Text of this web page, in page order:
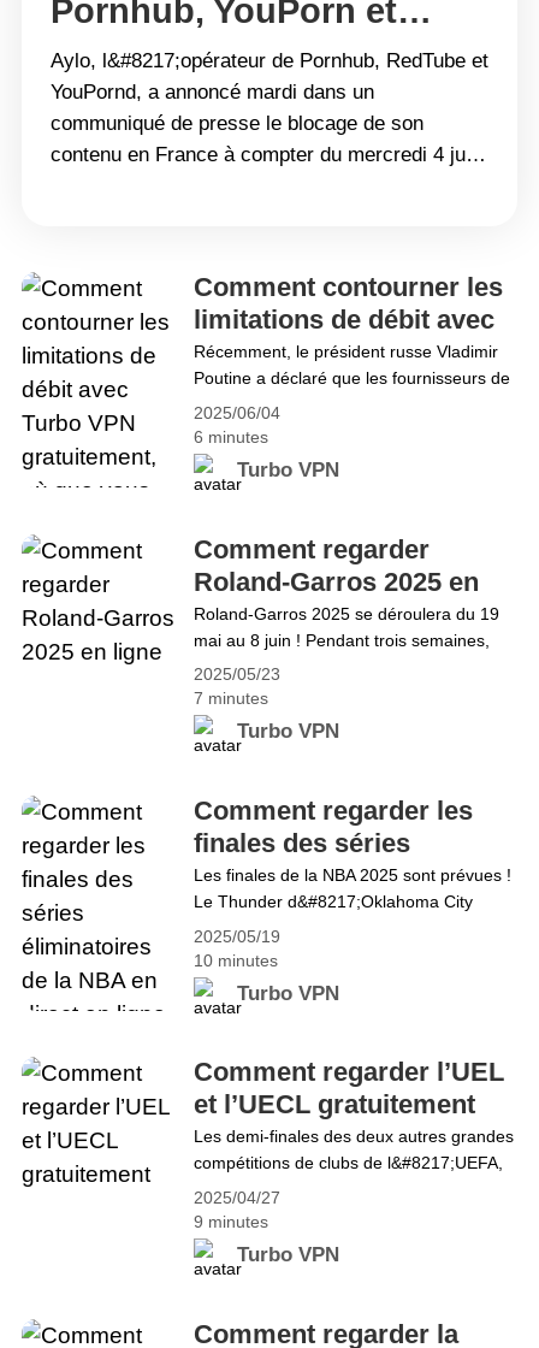
Pornhub, YouPorn et
RedTube en toute
confidentialité et sécurité,
même en cas de blocage
Aylo, l&#8217;opérateur de Pornhub, RedTube et
YouPornd, a annoncé mardi dans un
communiqué de presse le blocage de son
contenu en France à compter du mercredi 4 juin
l&#8217;entreprise, qui s&#8217;est fermement
opposée aux lois l&#8217;obligeant à vérifier
l&#8217;âge&hellip; Continue reading Sites web
débloqués : comment accéder à Pornhub,
YouPorn et RedTube en toute confidentialité et
sécurité, même en cas de blocage
2025/06/04
6 minutes
Turbo VPN
Comment contourner les
limitations de débit avec
Turbo VPN gratuitement,
où que vous soyez
Récemment, le président russe Vladimir
Poutine a déclaré que les fournisseurs de
services étrangers tels que Microsoft et
Zoom qui agissent contre les intérêts
russes devraient être « bridés ».
Parallèlement, de nombreuses sources
réseaux sociaux et applications de chat
étrangères sont inaccessibles. Comment
éviter ces bridages ? Le VPN est
sans&hellip; Continue reading Comment
contourner les limitations de débit avec
Turbo VPN gratuitement, où que vous
soyez
2025/05/23
7 minutes
Turbo VPN
Comment regarder
Roland-Garros 2025 en
ligne
Roland-Garros 2025 se déroulera du 19
mai au 8 juin ! Pendant trois semaines,
vous pourrez admirer les meilleurs
joueurs de tennis du monde à la Porte
d&#8217;Auteuil. Voici tout ce que vous
devez savoir sur le match et toutes les
de visionnage gratuit ! Qu&#8217;est-ce
que&hellip; Continue reading Comment
regarder Roland-Garros 2025 en ligne
2025/05/19
10 minutes
Turbo VPN
Comment regarder les
finales des séries
éliminatoires de la NBA
en direct en ligne en 2025
Les finales de la NBA 2025 sont prévues !
Le Thunder d&#8217;Oklahoma City
s&#8217;est imposé en dominant les
Timberwolves du Minnesota en cinq
matchs lors de la finale de la Conférence
Ouest. À l&#8217;Est, les Pacers de
York ont ​​ravivé leur rivalité, les Pacers
l&#8217;emportant contre les Knicks
en&hellip; Continue reading Comment
regarder les finales des séries
éliminatoires de la NBA en direct en ligne
en 2025
2025/04/27
9 minutes
Turbo VPN
Comment regarder l’UEL
et l’UECL gratuitement
Les demi-finales des deux autres grandes
compétitions de clubs de l&#8217;UEFA,
l&#8217;UEL et l&#8217;UECL, sont
également sur le point de débuter ! Le
premier tour débutera simultanément le
1er mai à 21h00 CET. En UEL, deux
en demi-finales de l&#8217;UEFA Europa
Comment regarder la